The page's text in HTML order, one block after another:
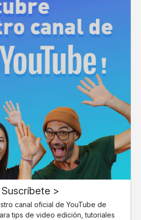
Suscríbete >
canal oficial de YouTube de
tips de video edición, tutoriales